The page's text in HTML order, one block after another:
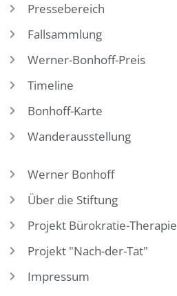
Pressebereich
Fallsammlung
Werner-Bonhoff-Preis
Timeline
Bonhoff-Karte
Wanderausstellung
Werner Bonhoff
Über die Stiftung
Projekt Bürokratie-Therapie
Projekt "Nach-der-Tat"
Impressum